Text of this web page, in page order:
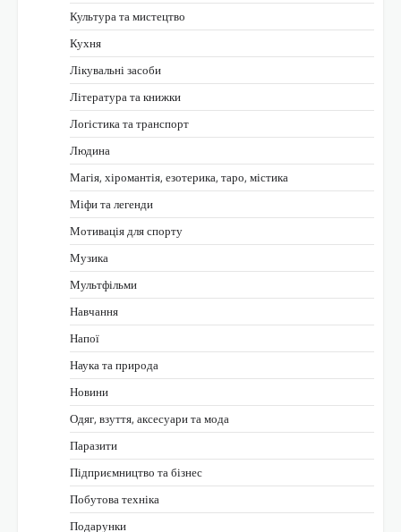
Культура та мистецтво
Кухня
Лікувальні засоби
Література та книжки
Логістика та транспорт
Людина
Магія, хіромантія, езотерика, таро, містика
Міфи та легенди
Мотивація для спорту
Музика
Мультфільми
Навчання
Напої
Наука та природа
Новини
Одяг, взуття, аксесуари та мода
Паразити
Підприємництво та бізнес
Побутова техніка
Подарунки